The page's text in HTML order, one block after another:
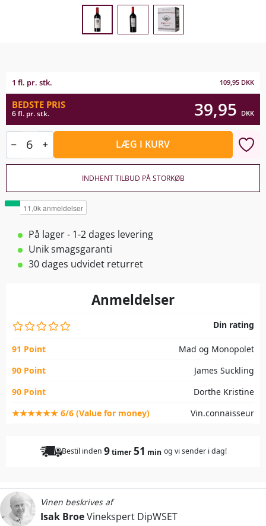
1 fl. pr. stk. 109,95 DKK
BEDSTE PRIS
6 fl. pr. stk. 39,95 DKK
LÆG I KURV
INDHENT TILBUD PÅ STORKØB
På lager - 1-2 dages levering
Unik smagsgaranti
30 dages udvidet returret
Anmeldelser
Din rating
91 Point
Mad og Monopolet
90 Point
James Suckling
90 Point
Dorthe Kristine
★★★★★★ 6/6 (Value for money)
Vin.connaisseur
Bestil inden 9timer51 min og vi sender i dag!
Vinen beskrives af
Isak BroeVinekspert DipWSET